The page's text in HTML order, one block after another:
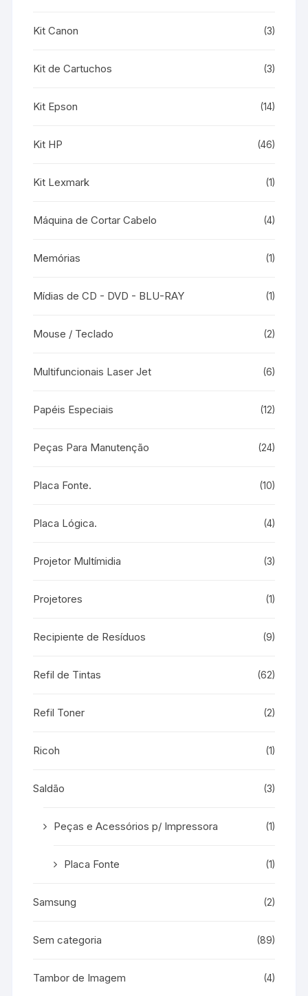
Kit Canon (3)
Kit de Cartuchos (3)
Kit Epson (14)
Kit HP (46)
Kit Lexmark (1)
Máquina de Cortar Cabelo (4)
Memórias (1)
Mídias de CD - DVD - BLU-RAY (1)
Mouse / Teclado (2)
Multifuncionais Laser Jet (6)
Papéis Especiais (12)
Peças Para Manutenção (24)
Placa Fonte. (10)
Placa Lógica. (4)
Projetor Multímidia (3)
Projetores (1)
Recipiente de Resíduos (9)
Refil de Tintas (62)
Refil Toner (2)
Ricoh (1)
Saldão (3)
Peças e Acessórios p/ Impressora (1)
Placa Fonte (1)
Samsung (2)
Sem categoria (89)
Tambor de Imagem (4)